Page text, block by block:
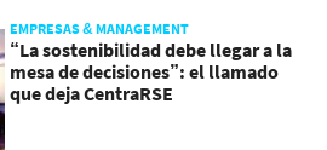
EMPRESAS & MANAGEMENT
“La sostenibilidad debe llegar a la
mesa de decisiones”: el llamado
que deja CentraRSE